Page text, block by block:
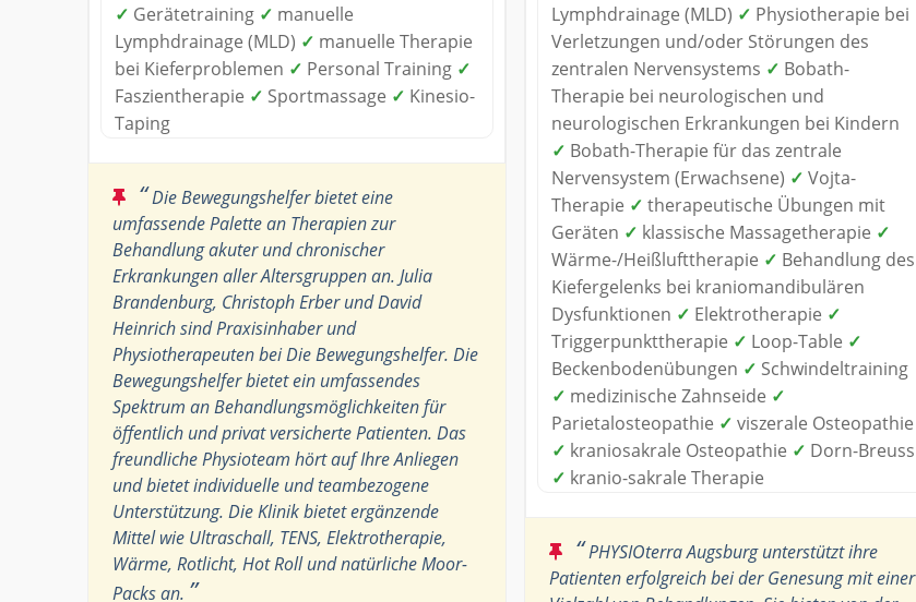
✓ Gerätetraining ✓ manuelle
Lymphdrainage (MLD) ✓ manuelle Therapie
bei Kieferproblemen ✓ Personal Training ✓
Faszientherapie ✓ Sportmassage ✓ Kinesio-
Taping
“Die Bewegungshelfer bietet eine
umfassende Palette an Therapien zur
Behandlung akuter und chronischer
Erkrankungen aller Altersgruppen an. Julia
Brandenburg, Christoph Erber und David
Heinrich sind Praxisinhaber und
Physiotherapeuten bei Die Bewegungshelfer. Die
Bewegungshelfer bietet ein umfassendes
Spektrum an Behandlungsmöglichkeiten für
öffentlich und privat versicherte Patienten. Das
freundliche Physioteam hört auf Ihre Anliegen
und bietet individuelle und teambezogene
Unterstützung. Die Klinik bietet ergänzende
Mittel wie Ultraschall, TENS, Elektrotherapie,
Wärme, Rotlicht, Hot Roll und natürliche Moor-
Packs an. ”
Lymphdrainage (MLD) ✓ Physiotherapie bei
Verletzungen und/oder Störungen des
zentralen Nervensystems ✓ Bobath-
Therapie bei neurologischen und
neurologischen Erkrankungen bei Kindern
✓ Bobath-Therapie für das zentrale
Nervensystem (Erwachsene) ✓ Vojta-
Therapie ✓ therapeutische Übungen mit
Geräten ✓ klassische Massagetherapie ✓
Wärme-/Heißlufttherapie ✓ Behandlung des
Kiefergelenks bei kraniomandibulären
Dysfunktionen ✓ Elektrotherapie ✓
Triggerpunkttherapie ✓ Loop-Table ✓
Beckenbodenübungen ✓ Schwindeltraining
✓ medizinische Zahnseide ✓
Parietalosteopathie ✓ viszerale Osteopathie
✓ kraniosakrale Osteopathie ✓ Dorn-Breuss
✓ kranio-sakrale Therapie
“PHYSIOterra Augsburg unterstützt ihre
Patienten erfolgreich bei der Genesung mit einer